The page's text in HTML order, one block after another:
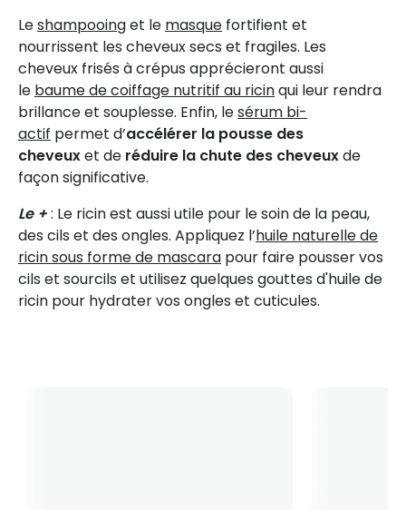
Leshampooinget le masque fortifient et
nourrissent les cheveux secs et fragiles. Les
cheveux frisés à crépus apprécieront aussi
le baume de coiffage nutritif au ricinqui leur rendra
brillance et souplesse. Enfin, lesérum bi-
actif permet d’accélérer la pousse des
cheveuxet de réduire la chute des cheveuxde
façon significative.
Le +: Le ricin est aussi utile pour le soin de la peau,
des cils et des ongles. Appliquez l’huile naturelle de
ricin sous forme de mascara pour faire pousser vos
cils et sourcils et utilisez quelques gouttes d'huile de
ricin pour hydrater vos ongles et cuticules.